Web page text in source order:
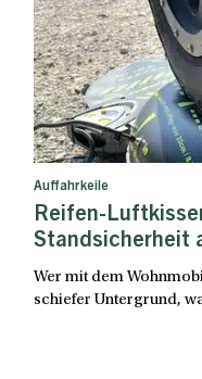
Auffahrkeile
Reifen-
Standsicherheit
Wer mit dem
schiefer Untergrund,